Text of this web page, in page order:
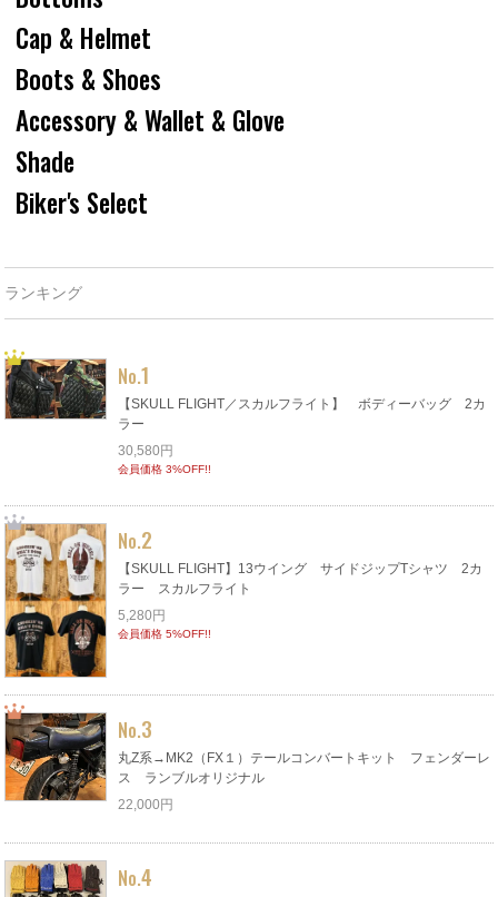
Cap & Helmet
Boots & Shoes
Accessory & Wallet & Glove
Shade
Biker's Select
ランキング
No.1
【SKULL FLIGHT／スカルフライト】 ボディーバッグ 2カ
ラー
30,580円
会員価格 3%OFF!!
No.2
【SKULL FLIGHT】13ウイング サイドジップTシャツ 2カ
ラー スカルフライト
5,280円
会員価格 5%OFF!!
No.3
丸Z系→MK2（FX１）テールコンバートキット フェンダーレ
ス ランブルオリジナル
22,000円
No.4